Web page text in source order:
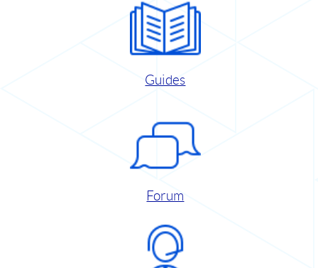
Guides
Forum